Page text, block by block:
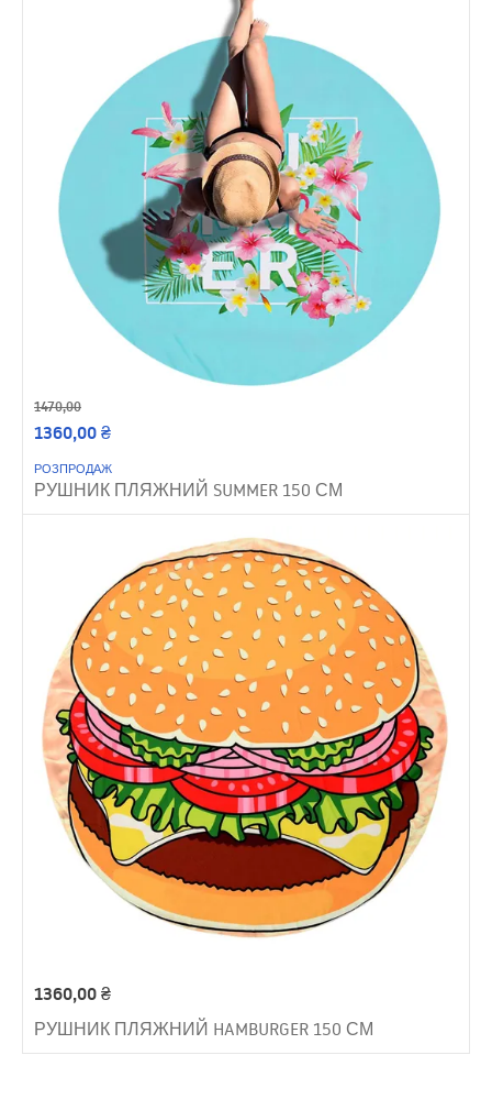
1470,00
1360,00₴
РОЗПРОДАЖ
РУШНИК ПЛЯЖНИЙ SUMMER 150 СМ
1360,00₴
РУШНИК ПЛЯЖНИЙ HAMBURGER 150 СМ